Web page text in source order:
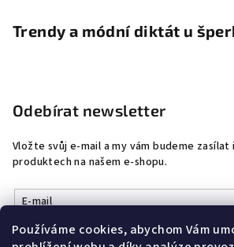
Používáme cookies, abychom Vám
Trendy a módní diktát u
Odebírat newsletter
Vložte svůj e-mail a my vám budeme
produktech na našem e-shopu.
E-mail
Vložením e-mailu souhlasíte s